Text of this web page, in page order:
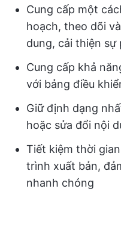
Cung cấp một
hoạch, theo dõi
dung, cải thiện sự
Cung cấp khả
với bảng điều
Giữ định dạng
hoặc sửa đổi nội
Tiết kiệm thời
trình xuất bản,
nhanh chóng